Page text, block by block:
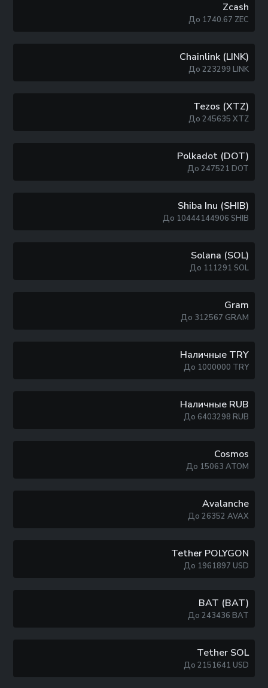
Zcash
До 1740.67 ZEC
Chainlink (LINK)
До 223299 LINK
Tezos (XTZ)
До 245635 XTZ
Polkadot (DOT)
До 247521 DOT
Shiba Inu (SHIB)
До 10444144906 SHIB
Solana (SOL)
До 111291 SOL
Gram
До 312567 GRAM
Наличные TRY
До 1000000 TRY
Наличные RUB
До 6403298 RUB
Cosmos
До 15063 ATOM
Avalanche
До 26352 AVAX
Tether POLYGON
До 1961897 USD
BAT (BAT)
До 243436 BAT
Tether SOL
До 2151641 USD